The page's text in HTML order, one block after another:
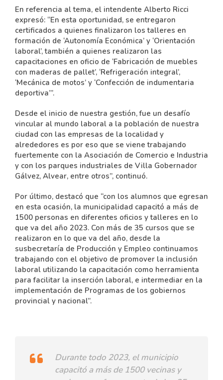
En referencia al tema, el intendente Alberto Ricci
expresó: “En esta oportunidad, se entregaron
certificados a quienes finalizaron los talleres en
formación de ‘Autonomía Económica’ y ‘Orientación
laboral’, también a quienes realizaron las
capacitaciones en oficio de ‘Fabricación de muebles
con maderas de pallet’, ‘Refrigeración integral’,
‘Mecánica de motos’ y ‘Confección de indumentaria
deportiva’”.
Desde el inicio de nuestra gestión, fue un desafío
vincular al mundo laboral a la población de nuestra
ciudad con las empresas de la localidad y
alrededores es por eso que se viene trabajando
fuertemente con la Asociación de Comercio e Industria
y con los parques industriales de Villa Gobernador
Gálvez, Alvear, entre otros”, continuó.
Por último, destacó que “con los alumnos que egresan
en esta ocasión, la municipalidad capacitó a más de
1500 personas en diferentes oficios y talleres en lo
que va del año 2023. Con más de 35 cursos que se
realizaron en lo que va del año, desde la
susbecretaría de Producción y Empleo continuamos
trabajando con el objetivo de promover la inclusión
laboral utilizando la capacitación como herramienta
para facilitar la inserción laboral, e intermediar en la
implementación de Programas de los gobiernos
provincial y nacional”.
Durante todo 2023, el municipio
capacitó a más de 1500 vecinas y